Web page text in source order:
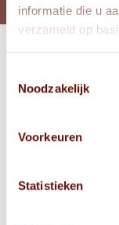
informatie die u
verzameld op
Noodzakelijk
Voorkeuren
Statistieken